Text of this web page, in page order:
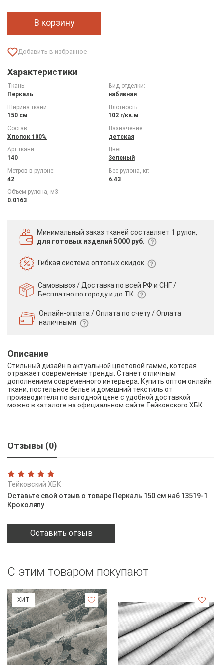
В корзину
Характеристики
Ткань:
Перкаль
Вид отделки:
набивная
Ширина ткани:
150 см
Плотность:
102 г/кв.м
Состав:
Хлопок 100%
Назначение:
детская
Арт ткани:
140
Цвет:
Зеленый
Метров в рулоне:
42
Вес рулона, кг:
6.43
Объем рулона, м3:
0.0163
Минимальный заказ тканей составляет 1 рулон,
для готовых изделий 5000 руб.
Гибкая системаоптовых скидок
Самовывоз / Доставка по всей РФ и СНГ /
Бесплатно по городу и до ТК
Онлайн-оплата / Оплата по счету /Оплата
наличными
Описание
Стильный дизайн в актуальной цветовой гамме, которая
отражает современные тренды. Станет отличным
дополнением современного интерьера. Купить оптом онлайн
ткани, постельное белье и домашний текстиль от
производителя по выгодной цене с удобной доставкой
можно в каталоге на официальном сайте Тейковского ХБК
Отзывы (0)
Тейковский ХБК
Оставьте свой отзыв о товаре Перкаль 150 см наб 13519-1
Кроколяпу
Оставить отзыв
С этим товаром покупают
ХИТ